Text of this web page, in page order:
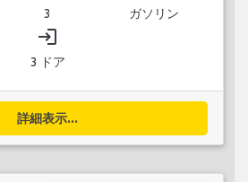
3 ガソリン
login
3 ドア
詳細表示...